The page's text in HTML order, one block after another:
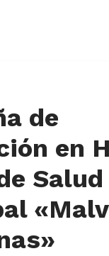
de
en
Salud